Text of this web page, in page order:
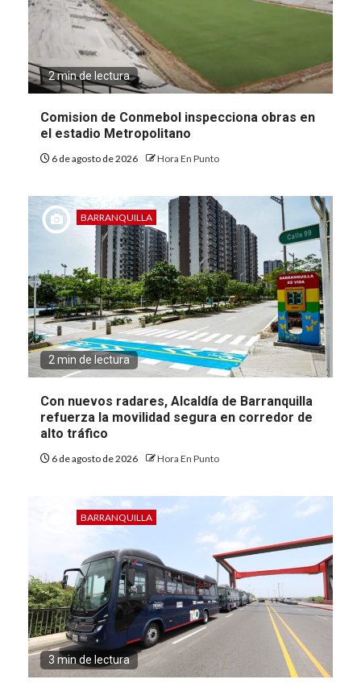
2 min de lectura
Comision de Conmebol inspecciona obras en
el estadio Metropolitano
6 de agosto de 2026 Hora En Punto
BARRANQUILLA
2 min de lectura
Con nuevos radares, Alcaldía de Barranquilla
refuerza la movilidad segura en corredor de
alto tráfico
6 de agosto de 2026 Hora En Punto
BARRANQUILLA
3 min de lectura